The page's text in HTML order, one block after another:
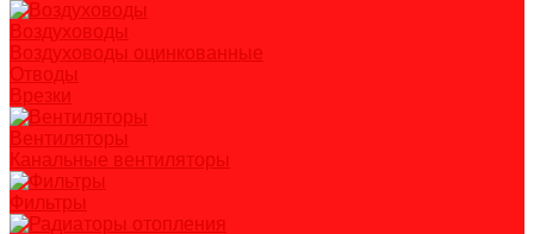
Воздуховоды
Воздуховоды оцинкованные
Отводы
Врезки
Вентиляторы
Канальные вентиляторы
Фильтры